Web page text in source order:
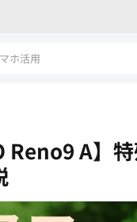
ホ活用
Reno9 A】